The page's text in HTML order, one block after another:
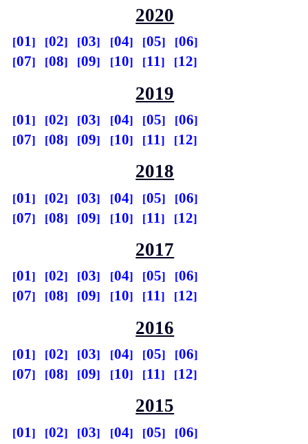
2020
01 02 03 04 05
06
07
08 09 10 11 12
2019
01 02 03 04 05
06
07
08 09 10 11 12
2018
01 02 03 04 05
06
07
08 09 10 11 12
2017
01 02 03 04 05
06
07
08 09 10 11 12
2016
01 02 03 04 05
06
07
08 09 10 11 12
2015
01 02 03 04 05
06